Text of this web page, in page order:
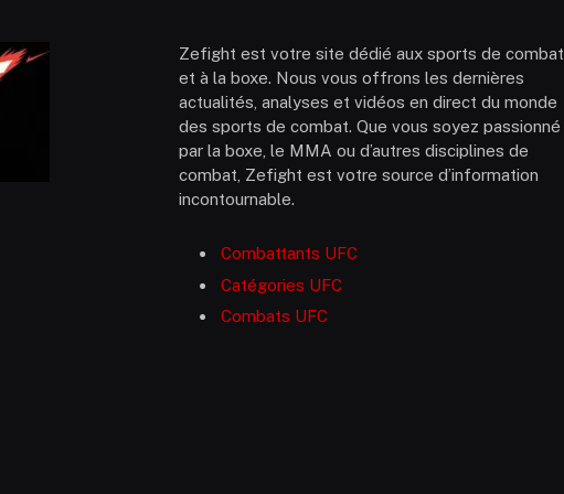
Zefight est votre site dédié aux sports de combat
et à la boxe. Nous vous offrons les dernières
actualités, analyses et vidéos en direct du monde
des sports de combat. Que vous soyez passionné
par la boxe, le MMA ou d’autres disciplines de
combat, Zefight est votre source d’information
incontournable.
Combattants UFC
Catégories UFC
Combats UFC